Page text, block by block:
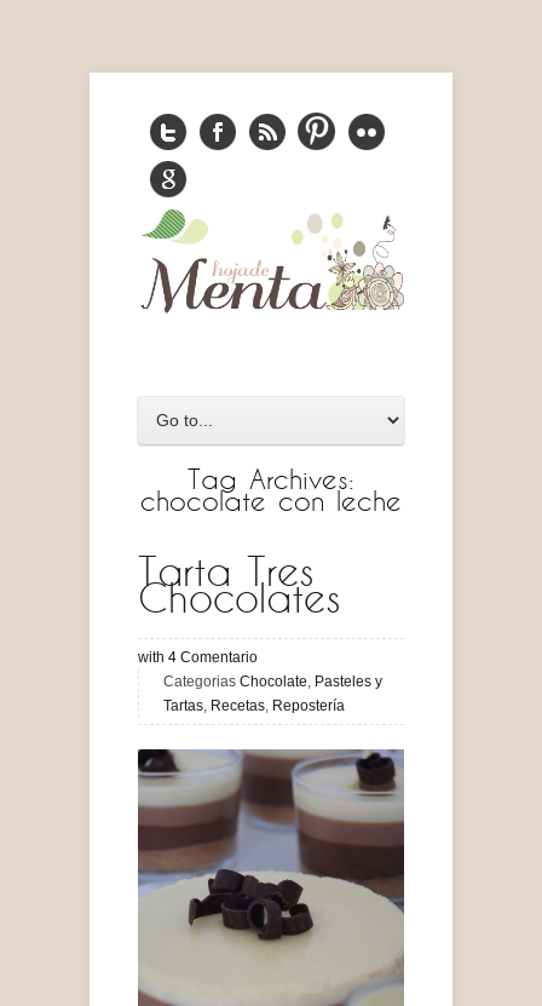
Tag Archives:
chocolate con leche
Tarta Tres
Chocolates
with 4 Comentario
Categorias Chocolate, Pasteles y
Tartas, Recetas, Repostería